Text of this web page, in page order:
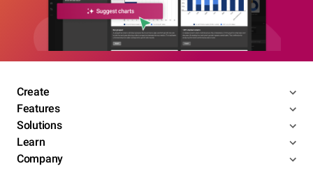
Create
Features
Solutions
Learn
Company